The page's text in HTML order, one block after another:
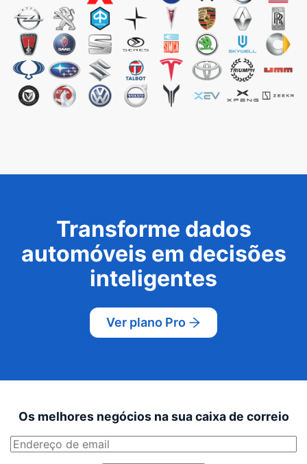
Transforme dados
automóveis em decisões
inteligentes
Ver plano Pro
Os melhores negócios na sua caixa de correio